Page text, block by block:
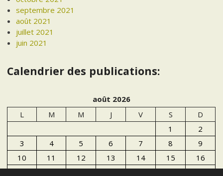
septembre 2021
août 2021
juillet 2021
juin 2021
Calendrier des publications:
août 2026
L
M M J V S
D
1
2
3
4 5 6 7 8
9
10
11 12 13 14 15
16